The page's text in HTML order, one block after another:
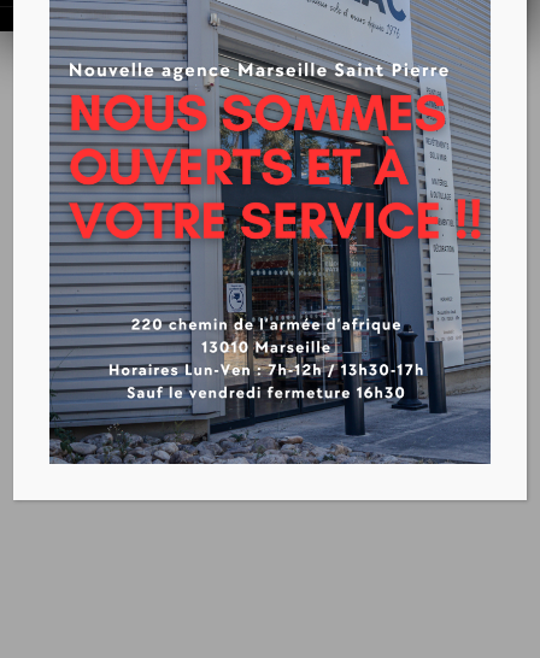
PROTECTION CHANTIER
PROPRETÉ
MASQUAGE
BACHES